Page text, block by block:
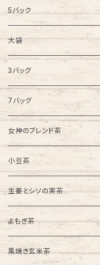
5バック
大袋
3バッグ
7バッグ
女神のブレンド茶
小豆茶
生姜とシソの実茶
よもぎ茶
黒焼き玄米茶